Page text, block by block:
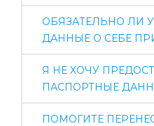
ОБЯЗАТЕЛЬНО ЛИ
ДАННЫЕ О СЕБЕ
Я НЕ ХОЧУ
ПАСПОРТНЫЕ
ПОМОГИТЕ